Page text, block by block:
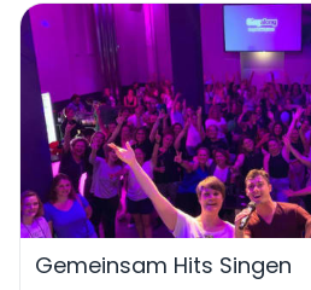
Gemeinsam Hits Singen